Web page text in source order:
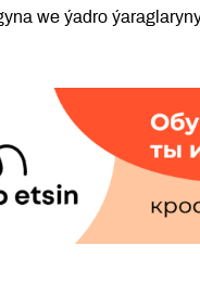
we ýadro